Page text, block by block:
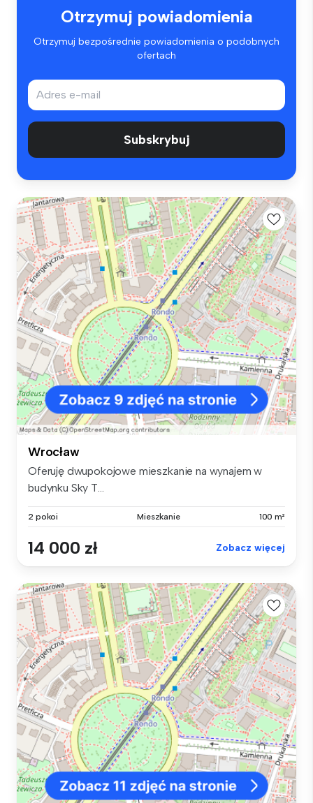
Otrzymuj powiadomienia
Otrzymuj bezpośrednie powiadomienia o podobnych
ofertach
Subskrybuj
Wrocław
Oferuję dwupokojowe mieszkanie na wynajem w
budynku Sky T...
2 pokoi Mieszkanie 100 m²
14 000 zł Zobacz więcej